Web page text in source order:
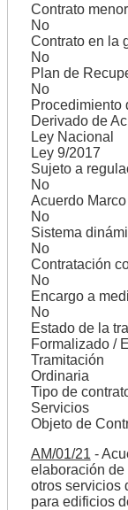
Contrato menor
No
Contrato en la
No
Plan de
No
Procedimiento
Derivado de
Ley Nacional
Ley 9/2017
Sujeto a
No
Acuerdo Marco
No
Sistema
No
Contratación
No
Encargo a
No
Estado de la
Formalizado /
Tramitación
Ordinaria
Tipo de
Servicios
Objeto de
AM/01/21 -
elaboración de
otros servicios
para edificios